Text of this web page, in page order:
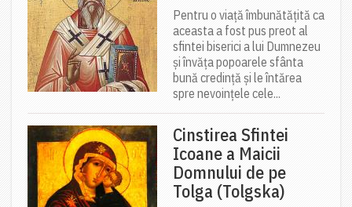
Pentru o viață îmbunătățită ca
aceasta a fost pus preot al
sfintei biserici a lui Dumnezeu
și învăța popoarele sfânta
bună credință și le întărea
spre nevoințele cele...
Cinstirea Sfintei
Icoane a Maicii
Domnului de pe
Tolga (Tolgska)